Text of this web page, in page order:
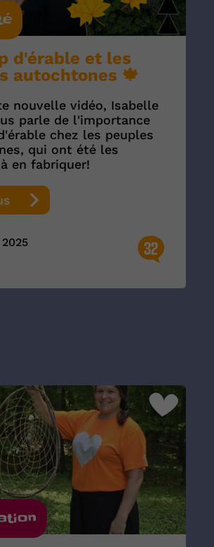
d'érable et les
autochtones 🍁
nouvelle vidéo, Isabelle
parle de l'importance
chez les peuples
qui ont été les
en fabriquer!
32